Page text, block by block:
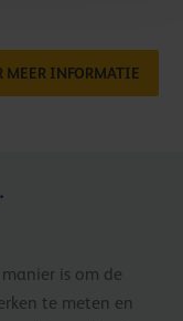
MEER INFORMATIE
is om de
te meten en